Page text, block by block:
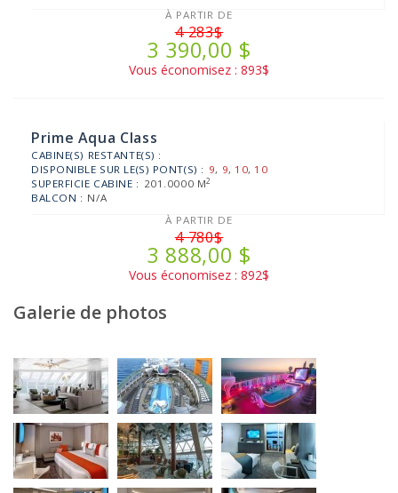
À PARTIR DE
4 283$
3 390,00 $
Vous économisez : 893$
Prime Aqua Class
CABINE(S) RESTANTE(S) :
DISPONIBLE SUR LE(S) PONT(S) : 9, 9, 10, 10
SUPERFICIE CABINE : 201.0000 M2
BALCON : N/A
À PARTIR DE
4 780$
3 888,00 $
Vous économisez : 892$
Galerie de photos